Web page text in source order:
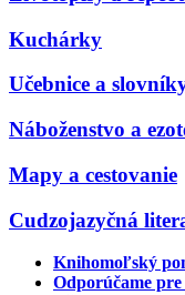
Kuchárky
Učebnice a
Náboženstvo a
Mapy a cestovanie
Cudzojazyčná
Knihomoľský
Odporúčame pre